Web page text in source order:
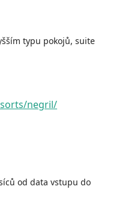
typu pokojů, suite
negril/
od data vstupu do